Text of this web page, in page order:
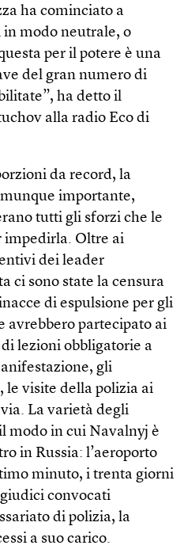
ha cominciato a
modo neutrale, o
per il potere è una
del gran numero di
ha detto il
alla radio Eco di
da record, la
importante,
tutti gli sforzi che le
impedirla. Oltre ai
dei leader
ci sono state la censura
di espulsione per gli
avrebbero partecipato ai
lezioni obbligatorie a
gli
visite della polizia ai
La varietà degli
modo in cui Navalnyj è
in Russia: l’aeroporto
minuto, i trenta giorni
convocati
di polizia, la
a suo carico.